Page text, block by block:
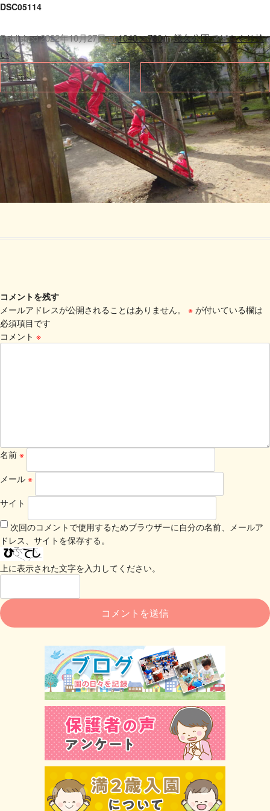
DSC05114
Published2022年10月27日at1040 × 780in幾久公園でどんぐり拾
い.
← 前へ 次へ →
コメントを残す
メールアドレスが公開されることはありません。
※ が付いている欄は
必須項目です
コメント ※
名前 ※
メール ※
サイト
次回のコメントで使用するためブラウザーに自分の名前、メールア
ドレス、サイトを保存する。
上に表示された文字を入力してください。